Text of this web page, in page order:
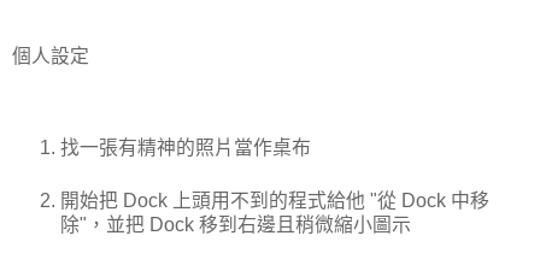
個人設定
找一張有精神的照片當作桌布
開始把 Dock 上頭用不到的程式給他 "從 Dock 中移
除"，並把 Dock 移到右邊且稍微縮小圖示